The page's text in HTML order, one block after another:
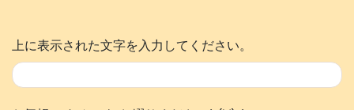
上に表示された文字を入力してください。